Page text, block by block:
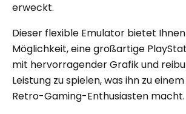
erweckt.
Dieser flexible Emulator bietet
Möglichkeit, eine großartige
mit hervorragender Grafik und
Leistung zu spielen, was ihn zu
Retro-Gaming-Enthusiasten macht.